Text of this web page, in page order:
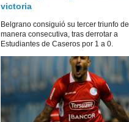
victoria
Belgrano consiguió su tercer triunfo de
manera consecutiva, tras derrotar a
Estudiantes de Caseros por 1 a 0.